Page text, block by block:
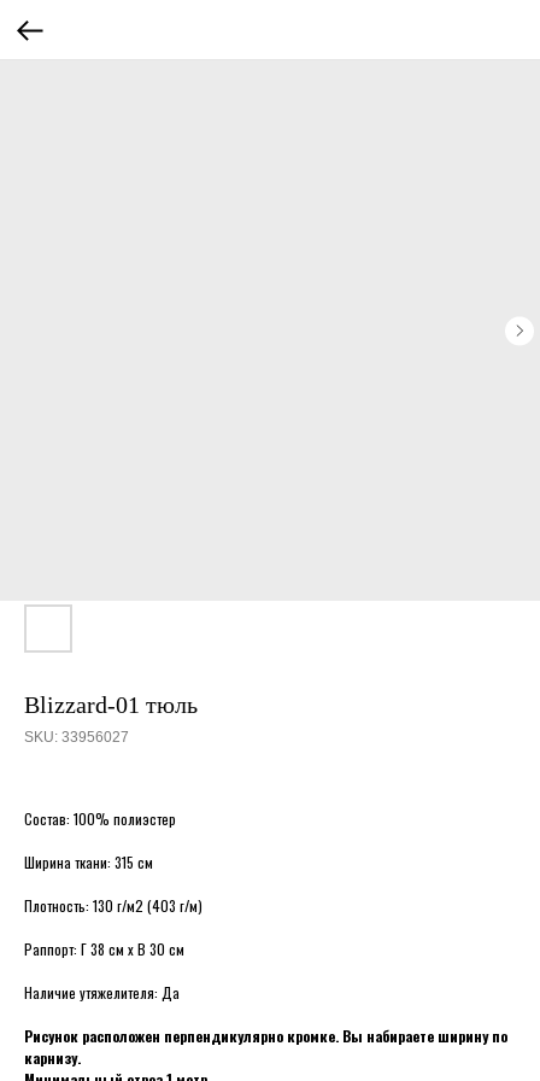
Blizzard-01 тюль
SKU: 33956027
Состав: 100% полиэстер
Ширина ткани: 315 см
Плотность: 130 г/м2 (403 г/м)
Раппорт: Г 38 см х В 30 см
Наличие утяжелителя: Да
Рисунок расположен перпендикулярно кромке. Вы набираете ширину по
карнизу.